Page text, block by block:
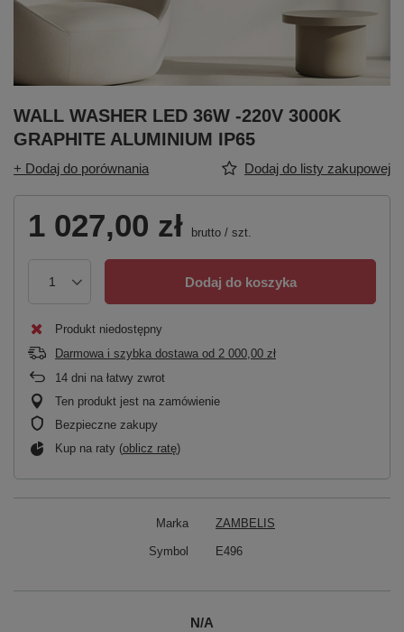
WALL WASHER LED 36W -220V 3000K
GRAPHITE ALUMINIUM IP65
+ Dodaj do porównania Dodaj do listy zakupowej
1 027,00 zł brutto / szt.
Dodaj do koszyka
Produkt niedostępny
Darmowa i szybka dostawa od 2 000,00 zł
14 dni na łatwy zwrot
Ten produkt jest na zamówienie
Bezpieczne zakupy
Kup na raty (oblicz ratę)
Marka ZAMBELIS
Symbol E496
N/A